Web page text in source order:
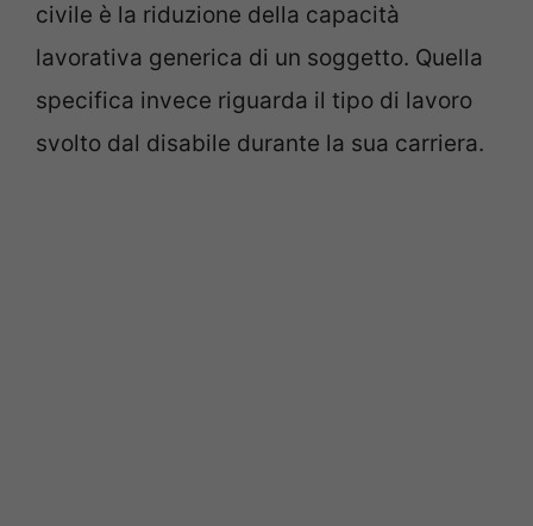
civile è la riduzione della capacità
lavorativa generica di un soggetto. Quella
specifica invece riguarda il tipo di lavoro
svolto dal disabile durante la sua carriera.